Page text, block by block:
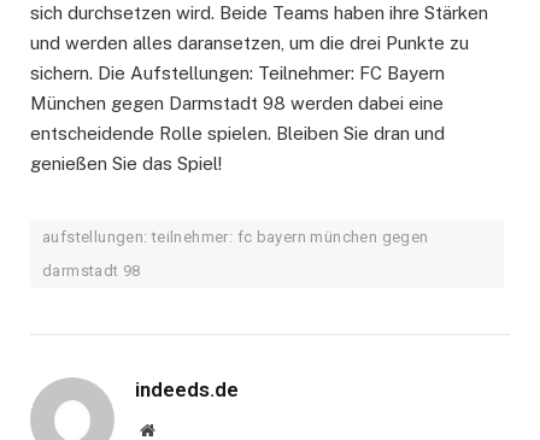
sich durchsetzen wird. Beide Teams haben ihre Stärken
und werden alles daransetzen, um die drei Punkte zu
sichern. Die Aufstellungen: Teilnehmer: FC Bayern
München gegen Darmstadt 98 werden dabei eine
entscheidende Rolle spielen. Bleiben Sie dran und
genießen Sie das Spiel!
aufstellungen: teilnehmer: fc bayern münchen gegen
darmstadt 98
indeeds.de
Website